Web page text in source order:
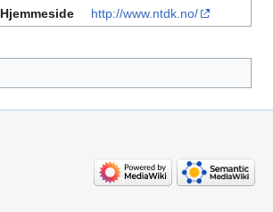
Hjemmeside http://www.ntdk.no/